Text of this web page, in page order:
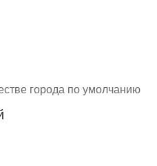
города по умолчанию